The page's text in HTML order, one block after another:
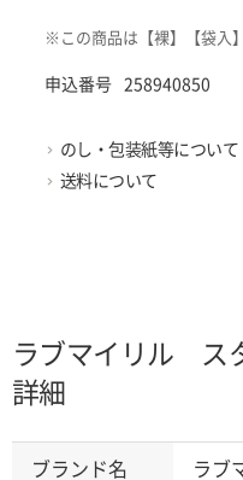
※この商品は【裸】【袋入
申込番号 258940850
のし・包装紙等について
送料について
ラブマイリル ス
詳細
ブランド名 ラブ